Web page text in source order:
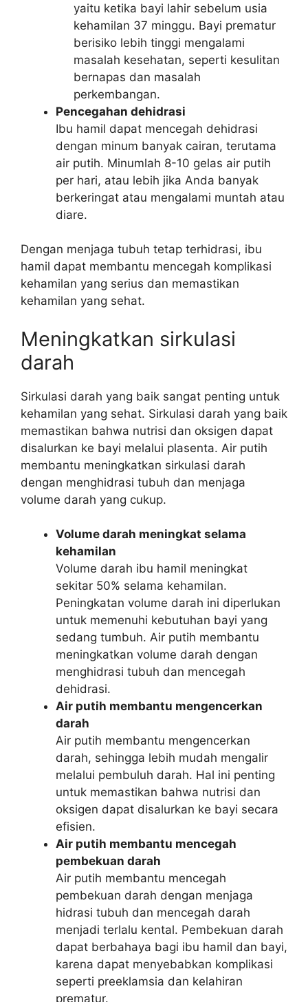
yaitu ketika bayi lahir sebelum usia
kehamilan 37 minggu. Bayi prematur
berisiko lebih tinggi mengalami
masalah kesehatan, seperti kesulitan
bernapas dan masalah
perkembangan.
Pencegahan dehidrasi
Ibu hamil dapat mencegah dehidrasi
dengan minum banyak cairan, terutama
air putih. Minumlah 8-10 gelas air putih
per hari, atau lebih jika Anda banyak
berkeringat atau mengalami muntah atau
diare.
Dengan menjaga tubuh tetap terhidrasi, ibu
hamil dapat membantu mencegah komplikasi
kehamilan yang serius dan memastikan
kehamilan yang sehat.
Meningkatkan sirkulasi
darah
Sirkulasi darah yang baik sangat penting untuk
kehamilan yang sehat. Sirkulasi darah yang baik
memastikan bahwa nutrisi dan oksigen dapat
disalurkan ke bayi melalui plasenta. Air putih
membantu meningkatkan sirkulasi darah
dengan menghidrasi tubuh dan menjaga
volume darah yang cukup.
Volume darah meningkat selama
kehamilan
Volume darah ibu hamil meningkat
sekitar 50% selama kehamilan.
Peningkatan volume darah ini diperlukan
untuk memenuhi kebutuhan bayi yang
sedang tumbuh. Air putih membantu
meningkatkan volume darah dengan
menghidrasi tubuh dan mencegah
dehidrasi.
Air putih membantu mengencerkan
darah
Air putih membantu mengencerkan
darah, sehingga lebih mudah mengalir
melalui pembuluh darah. Hal ini penting
untuk memastikan bahwa nutrisi dan
oksigen dapat disalurkan ke bayi secara
efisien.
Air putih membantu mencegah
pembekuan darah
Air putih membantu mencegah
pembekuan darah dengan menjaga
hidrasi tubuh dan mencegah darah
menjadi terlalu kental. Pembekuan darah
dapat berbahaya bagi ibu hamil dan bayi,
karena dapat menyebabkan komplikasi
seperti preeklamsia dan kelahiran
prematur.